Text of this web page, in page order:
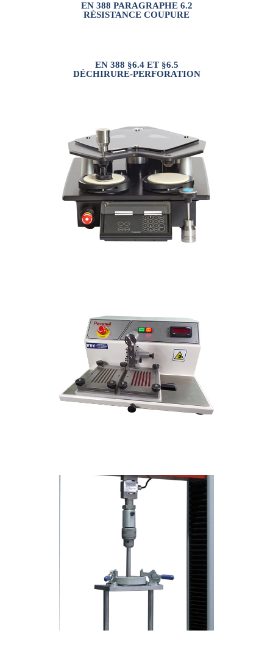
EN 388 PARAGRAPHE 6.2
RÉSISTANCE COUPURE
EN 388 §6.4 ET §6.5
DÉCHIRURE-PERFORATION